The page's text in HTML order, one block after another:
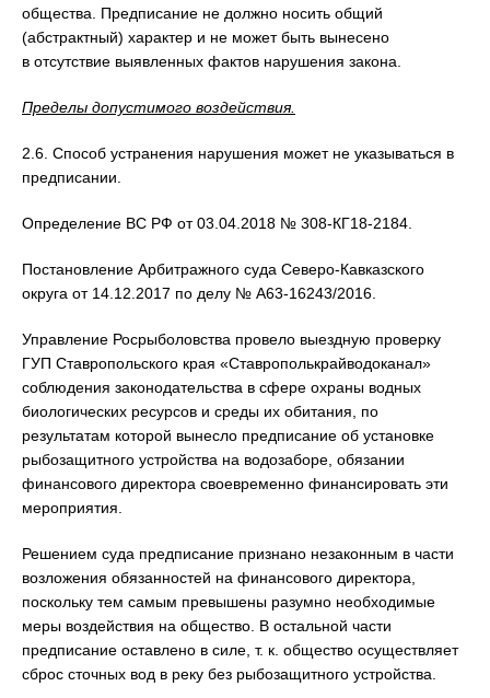
общества. Предписание не должно носить общий
(абстрактный) характер и не может быть вынесено
в отсутствие выявленных фактов нарушения закона.
Пределы допустимого воздействия.
2.6. Способ устранения нарушения может не указываться в
предписании.
Определение ВС РФ от 03.04.2018 № 308-КГ18-2184.
Постановление Арбитражного суда Северо-Кавказского
округа от 14.12.2017 по делу № А63-16243/2016.
Управление Росрыболовства провело выездную проверку
ГУП Ставропольского края «Ставрополькрайводоканал»
соблюдения законодательства в сфере охраны водных
биологических ресурсов и среды их обитания, по
результатам которой вынесло предписание об установке
рыбозащитного устройства на водозаборе, обязании
финансового директора своевременно финансировать эти
мероприятия.
Решением суда предписание признано незаконным в части
возложения обязанностей на финансового директора,
поскольку тем самым превышены разумно необходимые
меры воздействия на общество. В остальной части
предписание оставлено в силе, т. к. общество осуществляет
сброс сточных вод в реку без рыбозащитного устройства.